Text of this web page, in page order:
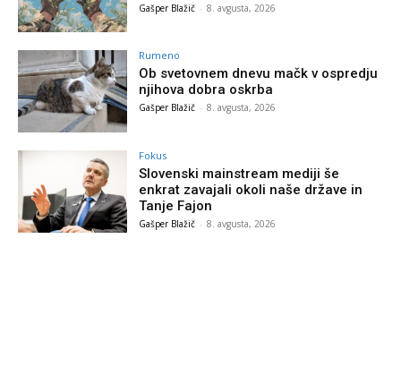
Gašper Blažič - 8. avgusta, 2026
Rumeno
Ob svetovnem dnevu mačk v ospredju
njihova dobra oskrba
Gašper Blažič - 8. avgusta, 2026
Fokus
Slovenski mainstream mediji še
enkrat zavajali okoli naše države in
Tanje Fajon
Gašper Blažič - 8. avgusta, 2026